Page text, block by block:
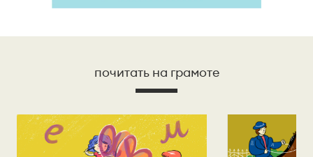
почитать на грамоте